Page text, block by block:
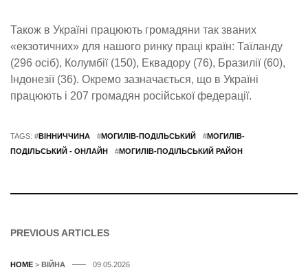
Також в Україні працюють громадяни так званих
«екзотичних» для нашого ринку праці країн: Таїланду
(296 осіб), Колумбії (150), Еквадору (76), Бразилії (60),
Індонезії (36). Окремо зазначається, що в Україні
працюють і 207 громадян російської федерації.
TAGS: #ВІННИЧЧИНА #МОГИЛІВ-ПОДІЛЬСЬКИЙ #МОГИЛІВ-
ПОДІЛЬСЬКИЙ - ОНЛАЙН
#МОГИЛІВ-ПОДІЛЬСЬКИЙ РАЙОН
PREVIOUS ARTICLES
HOME > ВІЙНА 09.05.2026